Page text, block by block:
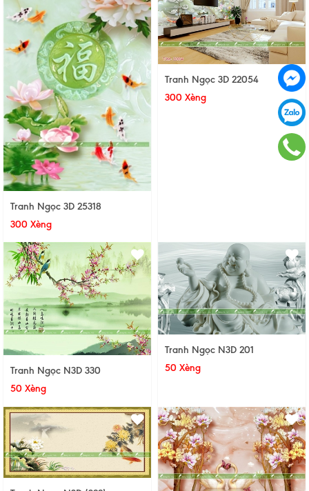
Tranh Ngọc 3D 25318
300 Xèng
Tranh Ngọc 3D 22054
300 Xèng
Tranh Ngọc N3D 330
50 Xèng
Tranh Ngọc N3D 201
50 Xèng